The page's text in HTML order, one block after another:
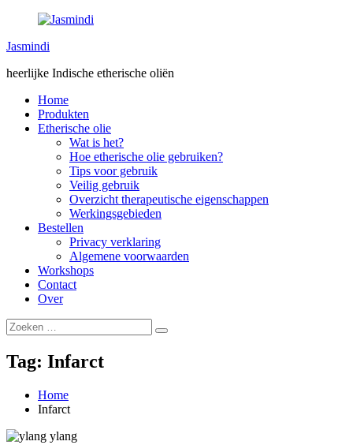
de
Jasmindi
heerlijke Indische etherische oliën
Home
Produkten
Etherische olie
Wat is het?
Hoe etherische olie gebruiken?
Tips voor gebruik
Veilig gebruik
Overzicht therapeutische eigenschappen
Werkingsgebieden
Bestellen
Privacy verklaring
Algemene voorwaarden
Workshops
Contact
Over
Zoeken
naar:
Zoeken
Tag: Infarct
Home
Infarct